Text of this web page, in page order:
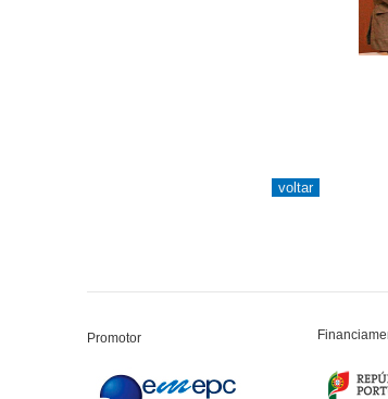
Promotor